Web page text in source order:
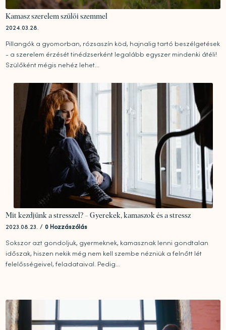
Kamasz szerelem szülői szemmel
2024.03.28.
Pillangók a gyomorban, rózsaszín köd, hajnalig tartó beszélgetések
- a szerelem érzését tinédzserként legalább egyszer mindenki átéli!
Szülőként mégis nehéz lehet...
Mit kezdjünk a stresszel? – Gyerekek, kamaszok és a stressz
2023.08.23. / 0 Hozzászólás
Sokszor azt gondoljuk, gyermeknek, kamasznak lenni gondtalan
időszak, hiszen nekik még nem kell szembe nézniük a felnőtt lét
felelősségeivel, feladataival. Pedig...